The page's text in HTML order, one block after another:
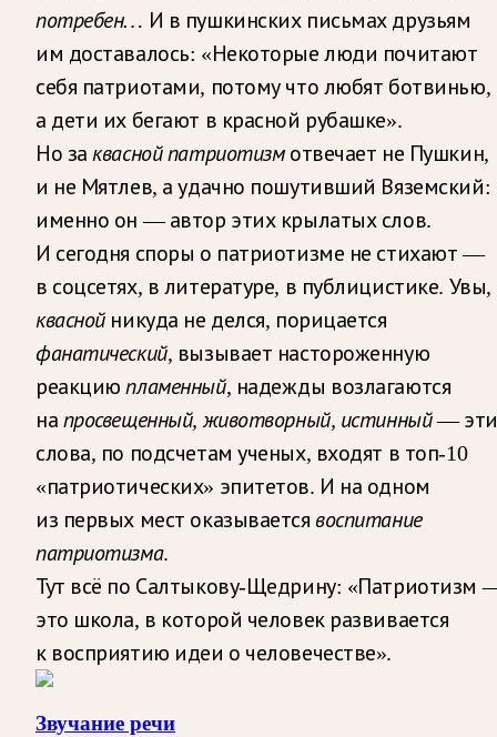
потребен… И в пушкинских письмах друзьям
им доставалось: «Некоторые люди почитают
себя патриотами, потому что любят ботвинью,
а дети их бегают в красной рубашке».
Но за квасной патриотизмотвечает не Пушкин,
и не Мятлев, а удачно пошутивший Вяземский:
именно он — автор этих крылатых слов.
И сегодня споры о патриотизме не стихают —
в соцсетях, в литературе, в публицистике. Увы,
кваснойникуда не делся, порицается
фанатический, вызывает настороженную
реакциюпламенный, надежды возлагаются
на просвещенный, животворный, истинный— эти
слова, по подсчетам ученых, входят в топ-10
«патриотических» эпитетов. И на одном
из первых мест оказывается воспитание
патриотизма.
Тут всё по Салтыкову-Щедрину: «Патриотизм
это школа, в которой человек развивается
к восприятию идеи о человечестве».
Звучание речи